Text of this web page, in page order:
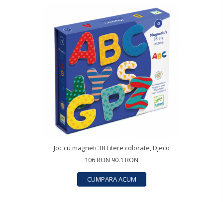
Joc cu magneti 38 Litere colorate, Djeco
106 RON 90.1 RON
CUMPARA ACUM